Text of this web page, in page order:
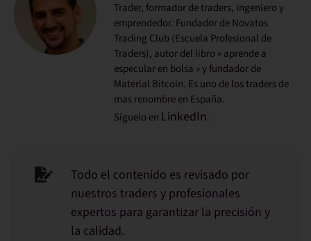
Trader, formador de traders, ingeniero y
emprendedor. Fundador de Novatos
Trading Club (Escuela Profesional de
Traders), autor del libro « aprende a
especular en bolsa » y fundador de
Material Bitcoin. Es uno de los traders de
mas renombre en España.
Síguelo en LinkedIn.
Todo el contenido es revisado por
nuestros traders y profesionales
expertos para garantizar la precisión y
la calidad.